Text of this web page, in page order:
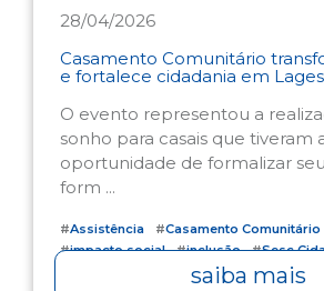
28/04/2026
Casamento Comunitário
e fortalece cidadania em Lages
O evento representou a
sonho para casais que tiveram
oportunidade de formalizar
form ...
#Assistência #Casamento Comunitário
#impacto social #inclusão #Sesc
saiba mais